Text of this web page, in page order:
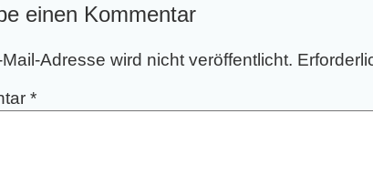
einen Kommentar
Adresse wird nicht veröffentlicht.
*